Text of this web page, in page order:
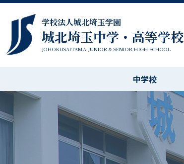
学校法人城北埼玉学園
城北埼玉中学・高等学校
JOHOKUSAITAMA JUNIOR & SENIOR HIGH SCHOOL
中学校